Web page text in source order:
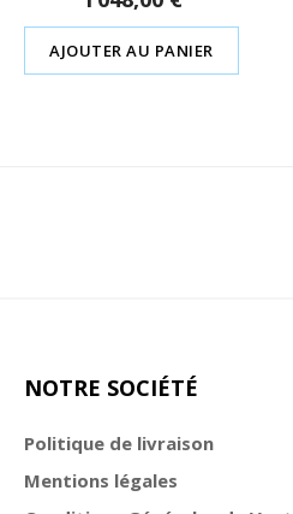
AJOUTER AU PANIER
NOTRE SOCIÉTÉ
Politique de livraison
Mentions légales